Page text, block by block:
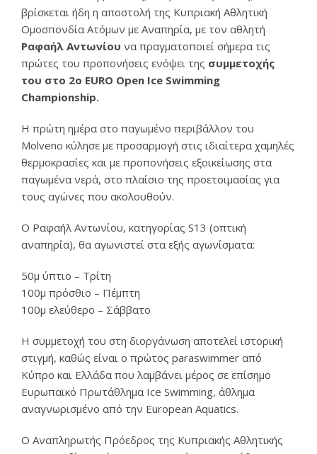
βρίσκεται ήδη η αποστολή της Κυπριακή Αθλητική
Ομοσπονδία Ατόμων με Αναπηρία, με τον αθλητή
Ραφαήλ Αντωνίου να πραγματοποιεί σήμερα τις
πρώτες του προπονήσεις ενόψει της συμμετοχής
του στο 2ο EURO Open Ice Swimming
Championship.
Η πρώτη ημέρα στο παγωμένο περιβάλλον του
Molveno κύλησε με προσαρμογή στις ιδιαίτερα χαμηλές
θερμοκρασίες και με προπονήσεις εξοικείωσης στα
παγωμένα νερά, στο πλαίσιο της προετοιμασίας για
τους αγώνες που ακολουθούν.
Ο Ραφαήλ Αντωνίου, κατηγορίας S13 (οπτική
αναπηρία), θα αγωνιστεί στα εξής αγωνίσματα:
50μ ύπτιο – Τρίτη
100μ πρόσθιο – Πέμπτη
100μ ελεύθερο – Σάββατο
Η συμμετοχή του στη διοργάνωση αποτελεί ιστορική
στιγμή, καθώς είναι ο πρώτος paraswimmer από
Κύπρο και Ελλάδα που λαμβάνει μέρος σε επίσημο
Ευρωπαϊκό Πρωτάθλημα Ice Swimming, άθλημα
αναγνωρισμένο από την European Aquatics.
Ο Αναπληρωτής Πρόεδρος της Κυπριακής Αθλητικής